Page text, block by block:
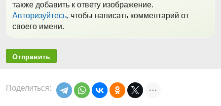
также добавить к ответу изображение.
Авторизуйтесь, чтобы написать комментарий от
своего имени.
Отправить
Поделиться: